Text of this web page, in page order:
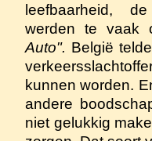
leefbaarheid,
werden te vaak
Auto". België
kunnen worden.
andere
niet gelukkig